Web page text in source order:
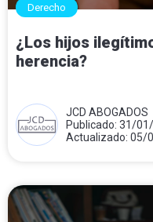
Derecho
¿Los hijos
herencia?
JCD ABOGADOS
Publicado: 31/
Actualizado: 05/